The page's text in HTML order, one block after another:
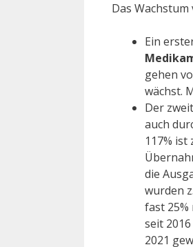
Das
Ein
gehen
wächst.
Der
auch
117% ist
die
wurden
fast
seit
2021